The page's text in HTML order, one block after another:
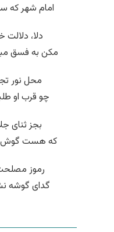
امام شهر که
دلا،
مکن به فسق
محل نور
چو قرب او
بجز ثنای
که هست گوش
رموز
گدای گوشه